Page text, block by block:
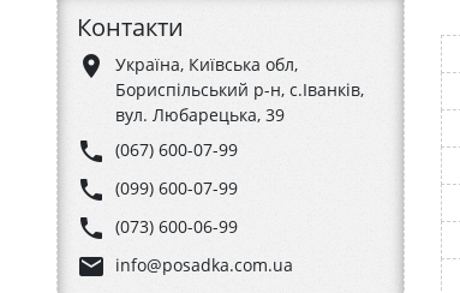
Контакти
place
Україна, Київська обл,
Бориспільський р-н, с.Іванків,
вул. Любарецька, 39
phone (067) 600-07-99
phone (099) 600-07-99
phone (073) 600-06-99
email info@posadka.com.ua